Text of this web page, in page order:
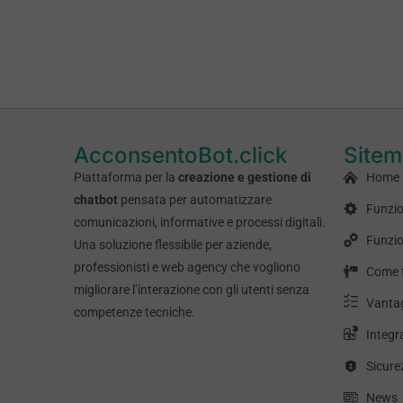
AcconsentoBot.click
Piattaforma per la creazione e gestione di
chatbot pensata per automatizzare
comunicazioni, informative e processi digitali.
Una soluzione flessibile per aziende,
professionisti e web agency che vogliono
migliorare l’interazione con gli utenti senza
competenze tecniche.
Home
News